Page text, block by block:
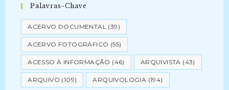
Palavras-Chave
ACERVO DOCUMENTAL (39)
ACERVO FOTOGRÁFICO (55)
ACESSO À INFORMAÇÃO (46) ARQUIVISTA (43)
ARQUIVO (109) ARQUIVOLOGIA (194)